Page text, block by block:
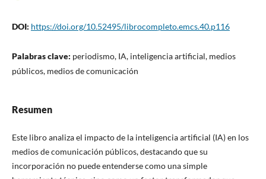
DOI: https://doi.org/10.52495/librocompleto.emcs.40.p116
Palabras clave: periodismo, IA, inteligencia artificial, medios
públicos, medios de comunicación
Resumen
Este libro analiza el impacto de la inteligencia artificial (IA) en los
medios de comunicación públicos, destacando que su
incorporación no puede entenderse como una simple